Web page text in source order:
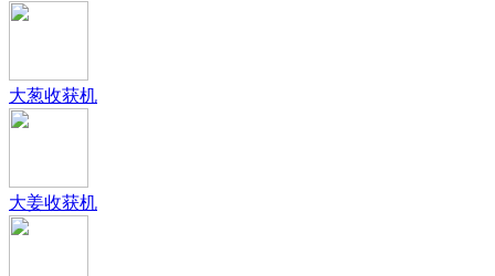
大葱收获机
大姜收获机